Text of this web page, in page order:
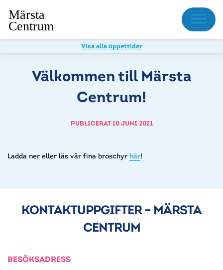
Meny
Visa alla öppettider
Välkommen till Märsta
Centrum!
PUBLICERAT 10 JUNI 2021
Ladda ner eller läs vår fina broschyr här!
KONTAKTUPPGIFTER – MÄRSTA
CENTRUM
BESÖKSADRESS